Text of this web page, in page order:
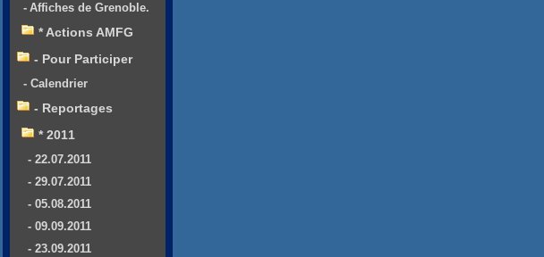
- Affiches de Grenoble.
* Actions AMFG
- Pour Participer
- Calendrier
- Reportages
* 2011
- 22.07.2011
- 29.07.2011
- 05.08.2011
- 09.09.2011
- 23.09.2011